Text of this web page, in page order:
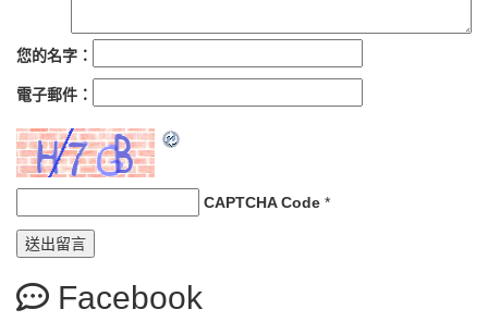
您的名字：
電子郵件：
CAPTCHA Code *
Facebook